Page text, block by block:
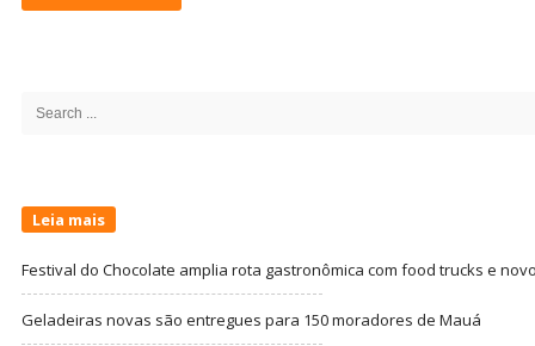
Search
Leia mais
Festival do Chocolate amplia rota gastronômica com food trucks e
Geladeiras novas são entregues para 150 moradores de Mauá